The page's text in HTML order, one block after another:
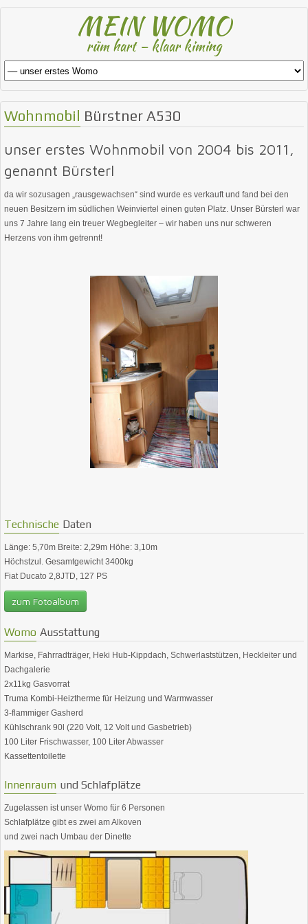
MEIN WOMO
rüm hart – klaar kiming
Wohnmobil Bürstner A530
unser erstes Wohnmobil von 2004 bis 2011,
genannt Bürsterl
da wir sozusagen „rausgewachsen“ sind wurde es verkauft und fand bei den
neuen Besitzern im südlichen Weinviertel einen guten Platz. Unser Bürsterl war
uns 7 Jahre lang ein treuer Wegbegleiter – wir haben uns nur schweren
Herzens von ihm getrennt!
Technische Daten
Länge: 5,70m Breite: 2,29m Höhe: 3,10m
Höchstzul. Gesamtgewicht 3400kg
Fiat Ducato 2,8JTD, 127 PS
zum Fotoalbum
Womo Ausstattung
Markise, Fahrradträger, Heki Hub-Kippdach, Schwerlaststützen, Heckleiter und
Dachgalerie
2x11kg Gasvorrat
Truma Kombi-Heiztherme für Heizung und Warmwasser
3-flammiger Gasherd
Kühlschrank 90l (220 Volt, 12 Volt und Gasbetrieb)
100 Liter Frischwasser, 100 Liter Abwasser
Kassettentoilette
Innenraum und Schlafplätze
Zugelassen ist unser Womo für 6 Personen
Schlafplätze gibt es zwei am Alkoven
und zwei nach Umbau der Dinette